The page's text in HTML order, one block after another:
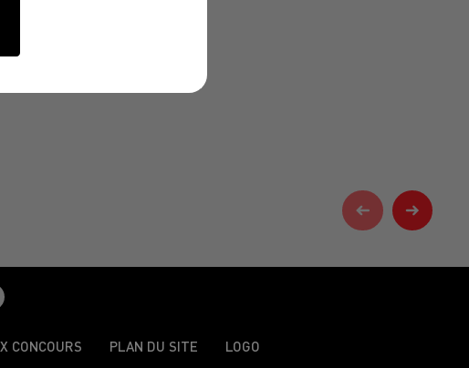
CONCOURS PLAN DU SITE LOGO